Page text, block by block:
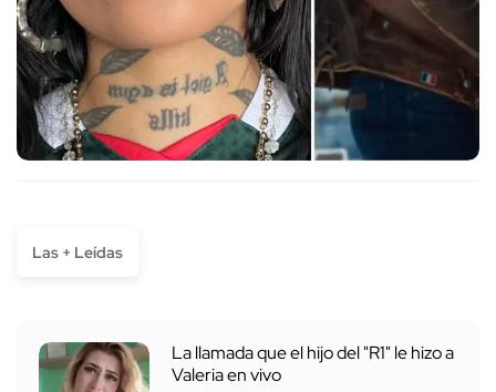
Las + Leídas
La llamada que el hijo del "R1" le hizo a
Valeria en vivo